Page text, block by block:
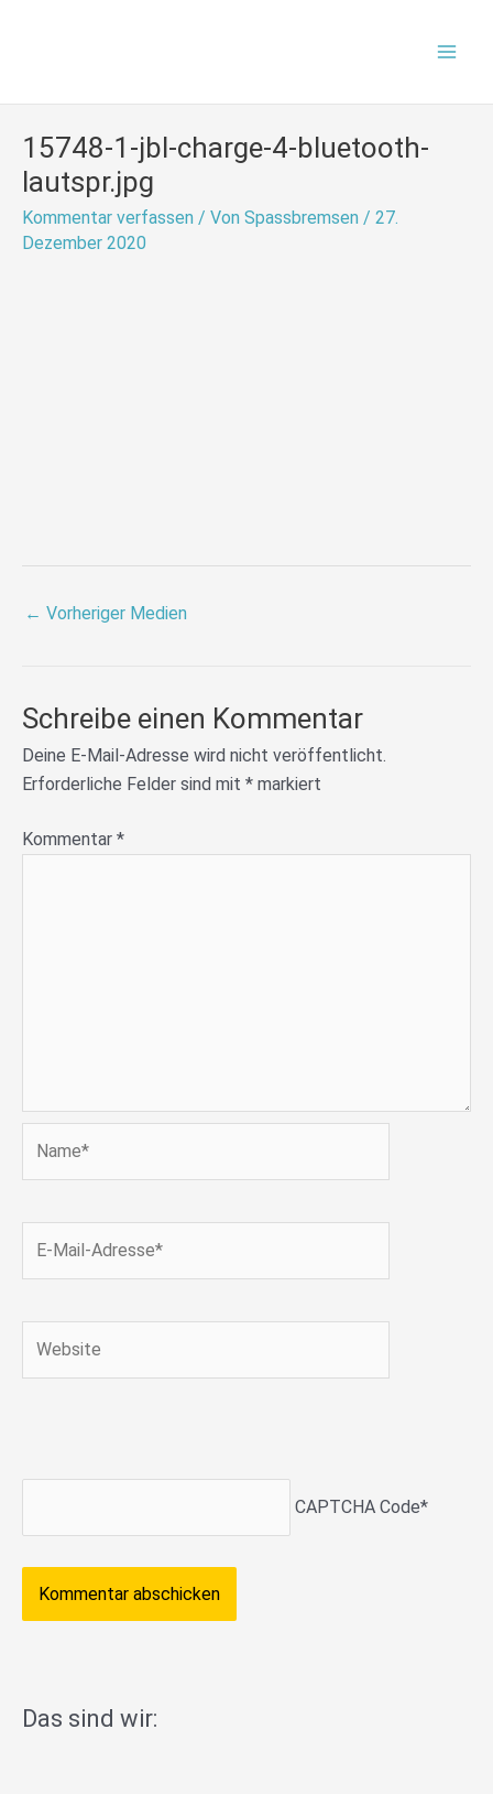
15748-1-jbl-charge-4-bluetooth-
lautspr.jpg
Kommentar verfassen / Von Spassbremsen / 27.
Dezember 2020
← Vorheriger Medien
Schreibe einen Kommentar
Deine E-Mail-Adresse wird nicht veröffentlicht.
Erforderliche Felder sind mit * markiert
Kommentar *
Mail-
CAPTCHA Code*
Das sind wir: